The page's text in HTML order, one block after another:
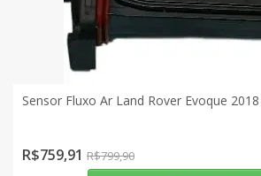
Sensor Fluxo Ar Land Rover Evoque 2018
R$759,91 R$799,90